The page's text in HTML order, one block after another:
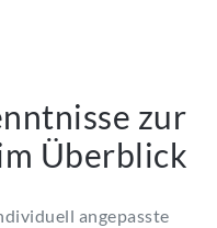
zur
Überblick
angepasste